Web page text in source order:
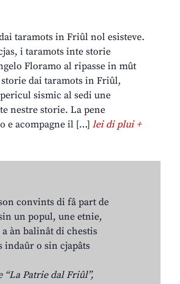
taramots in Friûl nol esisteve.
i taramots inte storie
Floramo al ripasse in mût
dai taramots in Friûl,
sismic al sedi une
nestre storie. La pene
e acompagne il […]lei di plui +
convints di fâ part de
un popul, une etnie,
àn balinât di chestis
indaûr o sin cjapâts
Patrie dal Friûl”,